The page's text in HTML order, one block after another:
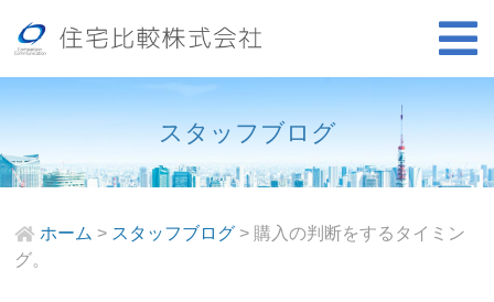
スタッフブログ
ホーム > スタッフブログ> 購入の判断をするタイミン
グ。